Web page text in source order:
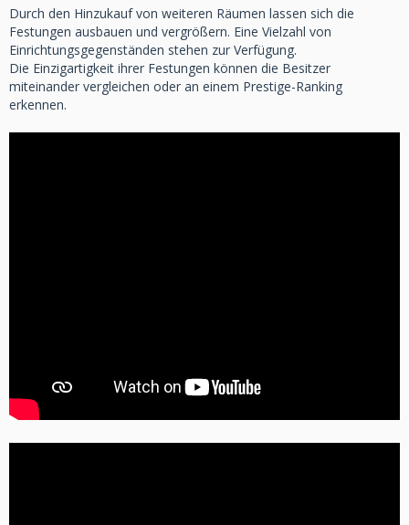
Durch den Hinzukauf von weiteren Räumen lassen sich die
Festungen ausbauen und vergrößern. Eine Vielzahl von
Einrichtungsgegenständen stehen zur Verfügung.
Die Einzigartigkeit ihrer Festungen können die Besitzer
miteinander vergleichen oder an einem Prestige-Ranking
erkennen.